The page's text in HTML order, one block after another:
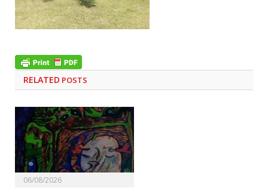
RELATED POSTS
06/08/2026